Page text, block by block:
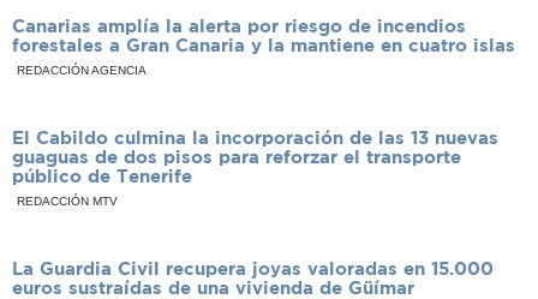
Canarias amplía la alerta por riesgo de incendios
forestales a Gran Canaria y la mantiene en cuatro islas
REDACCIÓN AGENCIA
El Cabildo culmina la incorporación de las 13 nuevas
guaguas de dos pisos para reforzar el transporte
público de Tenerife
REDACCIÓN MTV
La Guardia Civil recupera joyas valoradas en 15.000
euros sustraídas de una vivienda de Güímar